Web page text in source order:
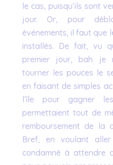
le cas, puisqu’ils sont
jour. Or, pour
événements, il faut que
installés. De fait, vu
premier jour, bah je
tourner les pouces le
en faisant de simples
l’île pour gagner
permettaient tout de
remboursement de la
Bref, en voulant
condamné à attendre